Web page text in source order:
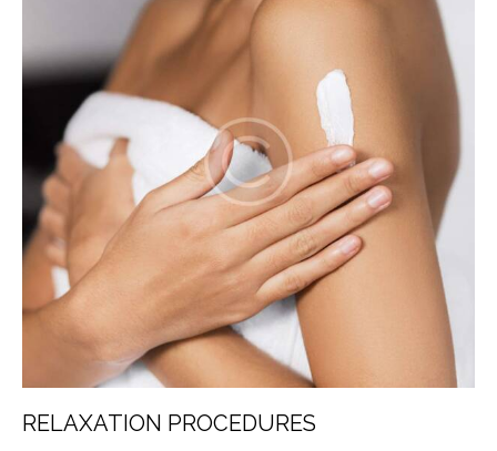
RELAXATION PROCEDURES